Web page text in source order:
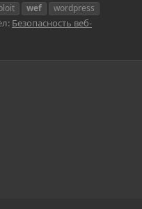
wef
wordpress
Безопасность веб-